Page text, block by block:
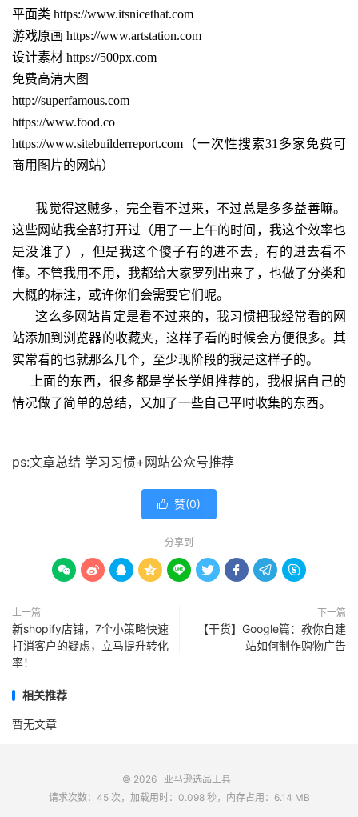
平面类 https://www.itsnicethat.com
游戏原画 https://www.artstation.com
设计素材 https://500px.com
免费高清大图
http://superfamous.com
https://www.food.co
https://www.sitebuilderreport.com（一次性搜索31 多家免费可
商用图片的网站）
我觉得这贼多，完全看不过来，不过总是多多益善嘛。
这些网站我全部打开过（用了一上午的时间，我这个效率也
是没谁了），但是我这个傻子有的进不去，有的进去看不
懂。不管我用不用，我都给大家罗列出来了，也做了分类和
大概的标注，或许你们会需要它们呢。
这么多网站肯定是看不过来的，我习惯把我经常看的网
站添加到浏览器的收藏夹，这样子看的时候会方便很多。其
实常看的也就那么几个，至少现阶段的我是这样子的。
上面的东西，很多都是学长学姐推荐的，我根据自己的
情况做了简单的总结，又加了一些自己平时收集的东西。
ps:文章总结 学习习惯+网站公众号推荐
 赞(0)
分享到
        
上一篇
新shopify店铺，7个小策略快速
打消客户的疑虑，立马提升转化
率！
下一篇
【干货】Google篇：教你自建
站如何制作购物广告
相关推荐
暂无文章
© 2026 亚马逊选品工具
请求次数：45 次，加载用时：0.098 秒，内存占用：6.14 MB